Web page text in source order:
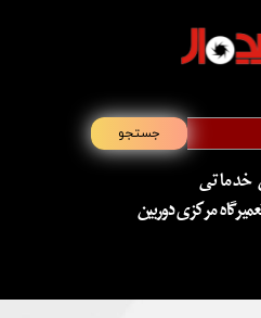
خدماتی
مرکزی دوربین
جستجو